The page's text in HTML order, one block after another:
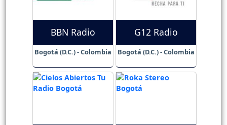
BBN Radio
Bogotá (D.C.) - Colombia
G12 Radio
Bogotá (D.C.) - Colombia